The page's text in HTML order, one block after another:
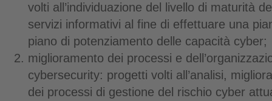
volti all’individuazione del livello di maturità
servizi informativi al fine di effettuare una
piano di potenziamento delle capacità cyber;
miglioramento dei processi e
cybersecurity: progetti volti all’analisi,
dei processi di gestione del rischio cyber